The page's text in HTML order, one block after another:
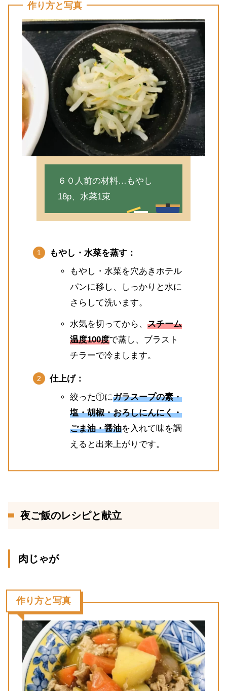
作り方と写真
６０人前の材料…もやし
18p、水菜1束
もやし・水菜を蒸す：
もやし・水菜を穴あきホテル
パンに移し、しっかりと水に
さらして洗います。
水気を切ってから、 スチーム
温度100度で蒸し、ブラスト
チラーで冷まします。
仕上げ：
絞った①にガラスープの素・
塩・胡椒・おろしにんにく・
ごま油・醤油を入れて味を調
えると出来上がりです。
夜ご飯のレシピと献立
肉じゃが
作り方と写真